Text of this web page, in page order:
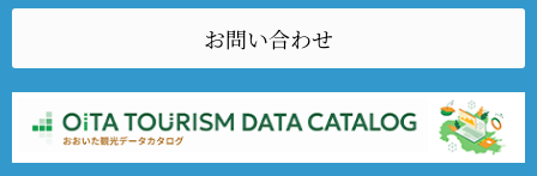
お問い合わせ